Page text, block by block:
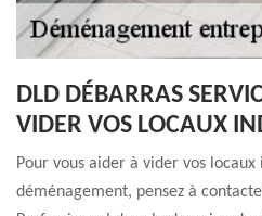
DLD DÉBARRAS
VIDER VOS LOCAUX
Pour vous aider à vider vos
déménagement, pensez à